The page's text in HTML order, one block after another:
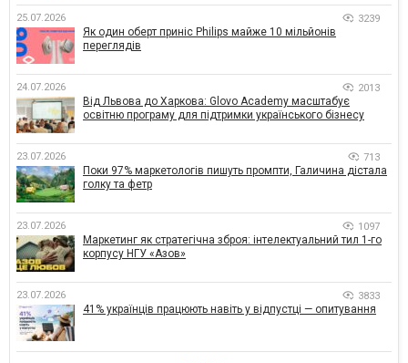
25.07.2026 3239
Як один оберт приніс Philips майже 10 мільйонів
переглядів
24.07.2026 2013
Від Львова до Харкова: Glovo Academy масштабує
освітню програму для підтримки українського бізнесу
23.07.2026 713
Поки 97% маркетологів пишуть промпти, Галичина дістала
голку та фетр
23.07.2026 1097
Маркетинг як стратегічна зброя: інтелектуальний тил 1-го
корпусу НГУ «Азов»
23.07.2026 3833
41% українців працюють навіть у відпустці — опитування